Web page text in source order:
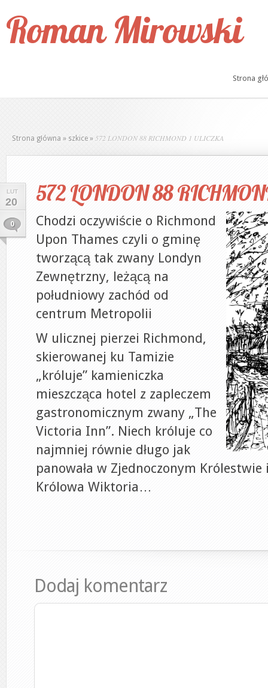
Roman Mirowski
Strona
Strona główna » szkice » 572 LONDON 88 RICHMOND 1 ULICZKA
LUT
20
0
572 LONDON 88
Chodzi oczywiście o Richmond
Upon Thames czyli o gminę
tworzącą tak zwany Londyn
Zewnętrzny, leżącą na
południowy zachód od
centrum Metropolii
W ulicznej pierzei Richmond,
skierowanej ku Tamizie
„króluje” kamieniczka
mieszcząca hotel z zapleczem
gastronomicznym zwany „The
Victoria Inn”. Niech króluje co
najmniej równie długo jak
panowała w Zjednoczonym
Królowa Wiktoria…
Dodaj komentarz